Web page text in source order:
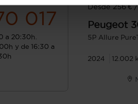
017
a 20:30h.
y de 16:30 a
Desde 256 €
Peugeot
5P Allure
2024 12.002